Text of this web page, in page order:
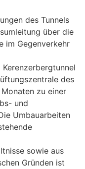
des Tunnels
über die
im Gegenverkehr
Kerenzerbergtunnel
des
zu einer
und
Umbauarbeiten
sowie aus
Gründen ist